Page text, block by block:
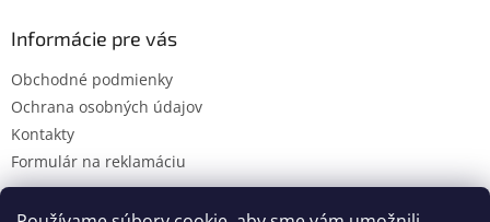
Informácie pre vás
Obchodné podmienky
Ochrana osobných údajov
Kontakty
Formulár na reklamáciu